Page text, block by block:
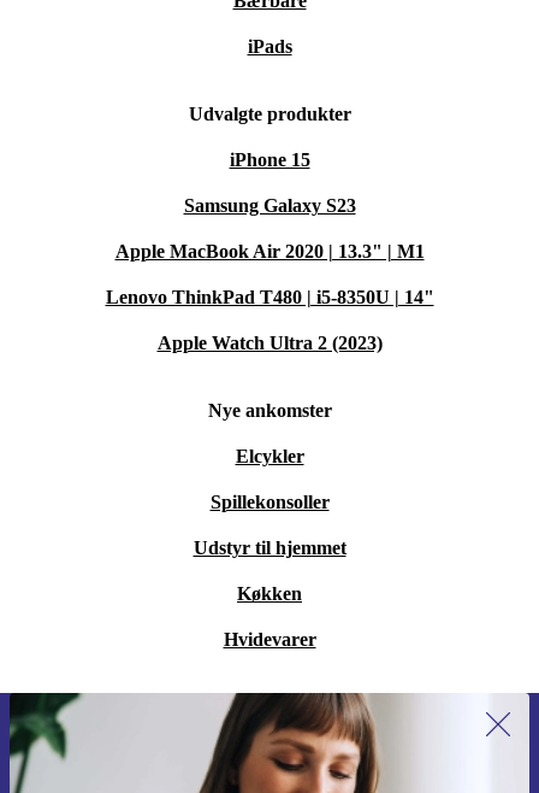
iPads
Udvalgte produkter
iPhone 15
Samsung Galaxy S23
Apple MacBook Air 2020 | 13.3" | M1
Lenovo ThinkPad T480 | i5-8350U | 14"
Apple Watch Ultra 2 (2023)
Nye ankomster
Elcykler
Spillekonsoller
Udstyr til hjemmet
Køkken
Hvidevarer
Tilmeld dig vores nyhedsbrev for
første gang og spar 115 kr!